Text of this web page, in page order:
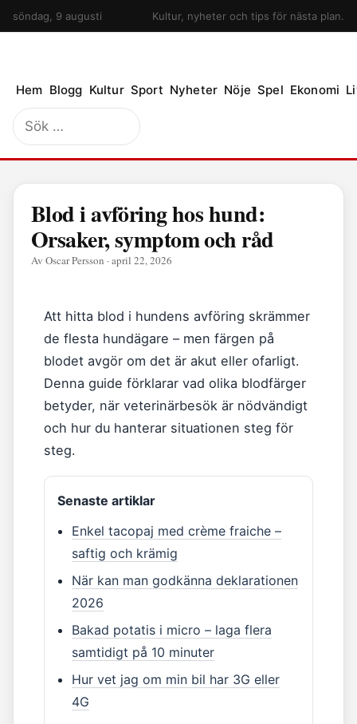
söndag, 9 augusti Kultur, nyheter och tips för nästa plan.
Hem Blogg Kultur Sport Nyheter Nöje Spel Ekonomi
Sök
efter:
Blod i avföring hos hund:
Orsaker, symptom och råd
Av Oscar Persson · april 22, 2026
Att hitta blod i hundens avföring skrämmer
de flesta hundägare – men färgen på
blodet avgör om det är akut eller ofarligt.
Denna guide förklarar vad olika blodfärger
betyder, när veterinärbesök är nödvändigt
och hur du hanterar situationen steg för
steg.
Senaste artiklar
Enkel tacopaj med crème fraiche –
saftig och krämig
När kan man godkänna deklarationen
2026
Bakad potatis i micro – laga flera
samtidigt på 10 minuter
Hur vet jag om min bil har 3G eller
4G